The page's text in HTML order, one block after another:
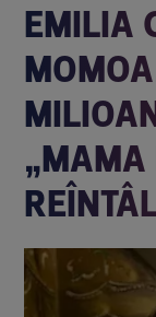
EMILIA
„MAMA